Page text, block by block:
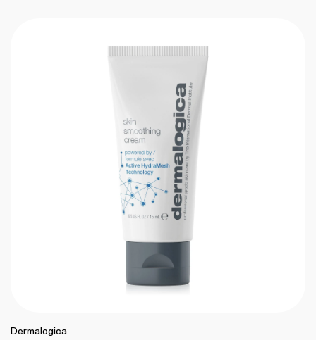
Dermalogica